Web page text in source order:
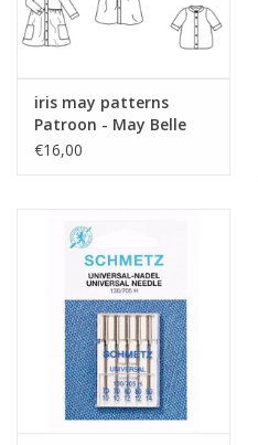
iris may patterns
Patroon - May Belle
Jurk
€16,00